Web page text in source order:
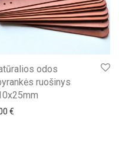
odos
ruošinys
€